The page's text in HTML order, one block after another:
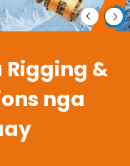
Rigging &
nga